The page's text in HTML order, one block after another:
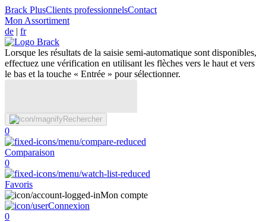
Brack PlusClients professionnelsContact
Mon Assortiment
de | fr
Lorsque les résultats de la saisie semi-automatique sont disponibles,
effectuez une vérification en utilisant les flèches vers le haut et vers
le bas et la touche « Entrée » pour sélectionner.
Rechercher
0
Comparaison
0
Favoris
Mon compte
Connexion
0